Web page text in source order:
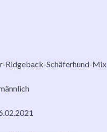
Ridgeback-Schäferhund-Mix